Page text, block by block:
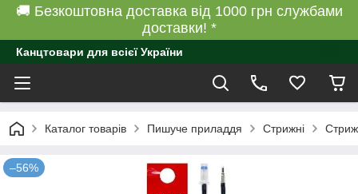
🚚 Безкоштовна доставка від 1000 грн службами
доставки! *
Канцтовари для всієї України
Каталог товарів Пишуче приладдя Стрижні
–56%